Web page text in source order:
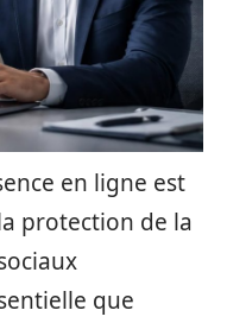
en ligne est
protection de la
que